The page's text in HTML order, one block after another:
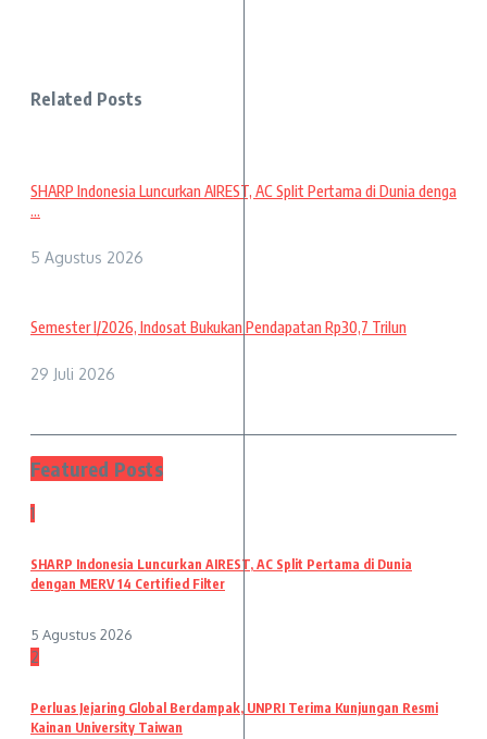
Related Posts
SHARP Indonesia Luncurkan AIREST, AC Split Pertama di Dunia denga
...
5 Agustus 2026
Semester I/2026, Indosat Bukukan Pendapatan Rp30,7 Trilun
29 Juli 2026
Featured Posts
1
SHARP Indonesia Luncurkan AIREST, AC Split Pertama di Dunia
dengan MERV 14 Certified Filter
5 Agustus 2026
2
Perluas Jejaring Global Berdampak, UNPRI Terima Kunjungan Resmi
Kainan University Taiwan